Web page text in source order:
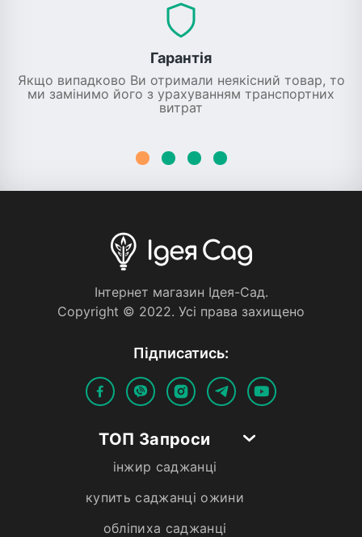
Гарантія
Якщо випадково Ви отримали неякісний товар, то
ми замінимо його з урахуванням транспортних
витрат
Iнтернет магазин Iдея-Сад.
Copyright © 2022. Усi права захищено
Пiдписатись:
ТОП Запроси
інжир саджанці
купить саджанці ожини
обліпиха саджанці